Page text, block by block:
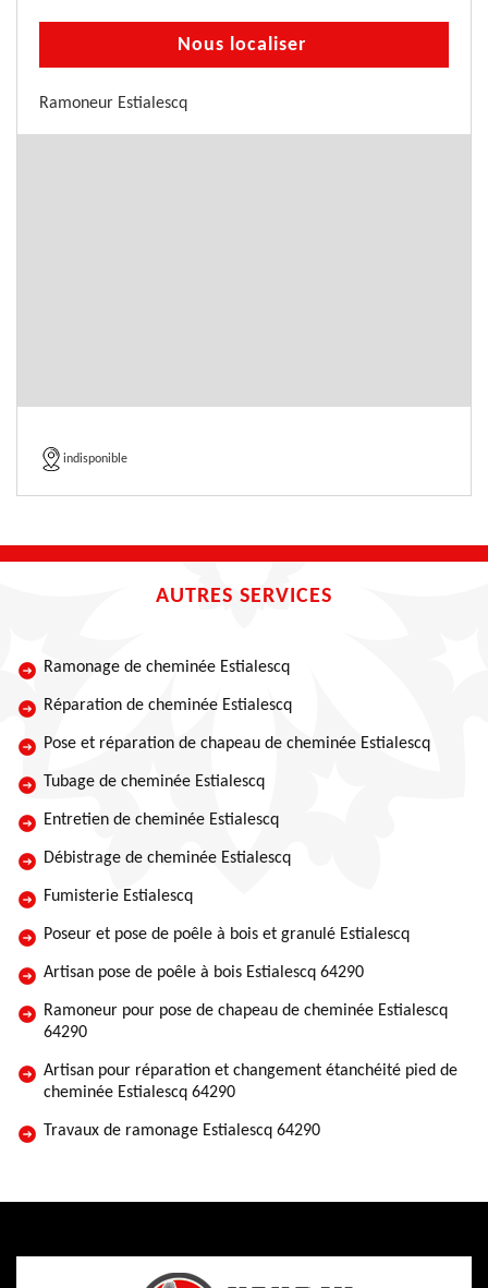
Nous localiser
Ramoneur Estialescq
indisponible
AUTRES SERVICES
Ramonage de cheminée Estialescq
Réparation de cheminée Estialescq
Pose et réparation de chapeau de cheminée Estialescq
Tubage de cheminée Estialescq
Entretien de cheminée Estialescq
Débistrage de cheminée Estialescq
Fumisterie Estialescq
Poseur et pose de poêle à bois et granulé Estialescq
Artisan pose de poêle à bois Estialescq 64290
Ramoneur pour pose de chapeau de cheminée Estialescq
64290
Artisan pour réparation et changement étanchéité pied de
cheminée Estialescq 64290
Travaux de ramonage Estialescq 64290